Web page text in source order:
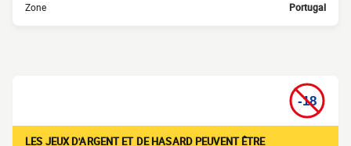
Zone Portugal
LES JEUX D'ARGENT ET DE HASARD PEUVENT ÊTRE